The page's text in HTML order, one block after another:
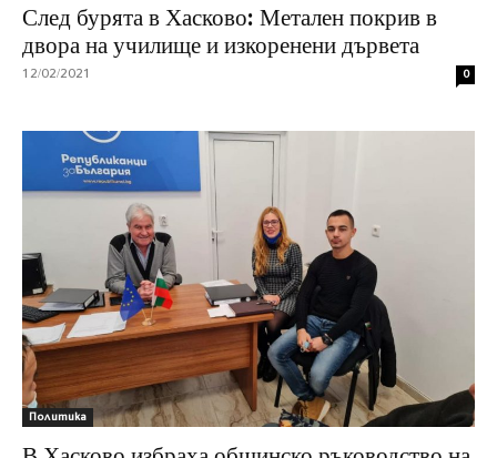
След бурята в Хасково: Метален покрив в
двора на училище и изкоренени дървета
12/02/2021 0
Политика